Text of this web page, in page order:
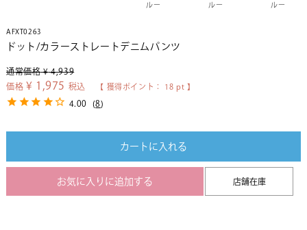
ルー
ルー
ルー
AFXT0263
ドット/カラーストレートデニムパンツ
通常価格 ¥ 4,939
価格 ¥ 1,975 税込 【 獲得ポイント： 18 pt 】
4.00 (8)
カートに入れる
お気に入りに追加する 店舗在庫